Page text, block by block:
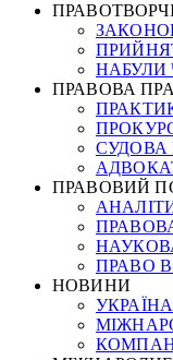
НАБУЛИ
ПРАВОВА
СУДОВА
ПРАВОВИЙ
ПРАВО
НОВИНИ
УКРАЇНА